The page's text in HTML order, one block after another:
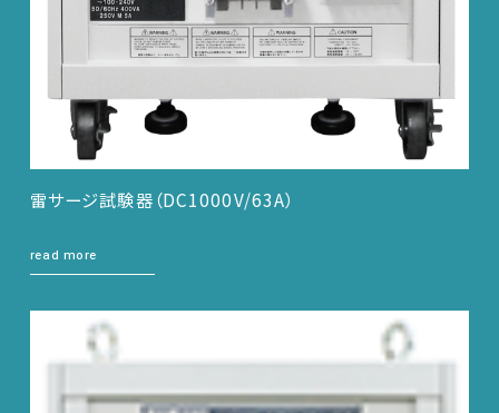
雷サージ試験器（DC1000V/63A）
read more